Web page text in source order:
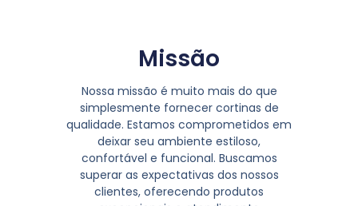
Missão
Nossa missão é muito mais do que
simplesmente fornecer cortinas de
qualidade. Estamos comprometidos em
deixar seu ambiente estiloso,
confortável e funcional. Buscamos
superar as expectativas dos nossos
clientes, oferecendo produtos